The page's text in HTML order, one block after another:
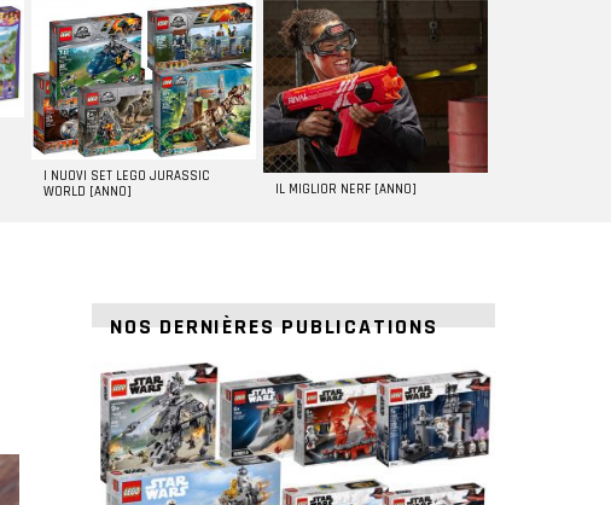
I NUOVI SET LEGO JURASSIC
WORLD [ANNO]
IL MIGLIOR NERF [ANNO]
NOS DERNIÈRES PUBLICATIONS